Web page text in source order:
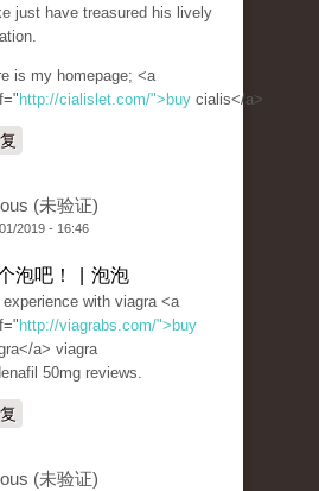
just have treasured his lively
is my homepage; <a
http://cialislet.com/">buy cialis</a>
(未验证)
2019 - 16:46
泡吧！ | 泡泡
experience with viagra <a
http://viagrabs.com/">buy
a> viagra
50mg reviews.
(未验证)